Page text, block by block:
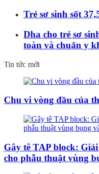
Trẻ sơ sinh sốt
Dha cho trẻ sơ
toàn và chuẩn y
Tin tức mới
Chu vi vòng đầu của
Gây tê TAP block:
cho phẫu thuật vùng